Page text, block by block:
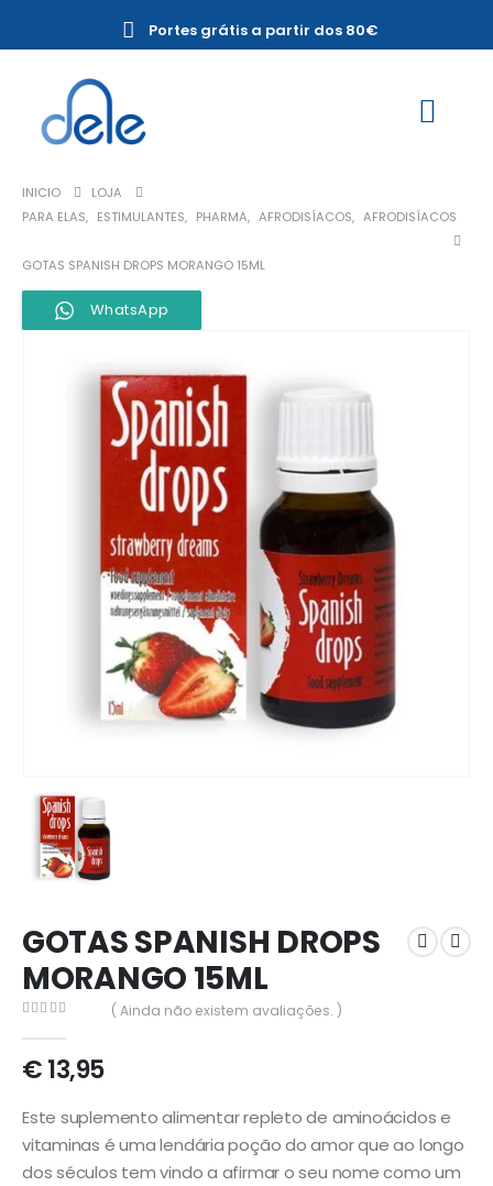
Portes grátis a partir dos 80€
INICIO
LOJA
PARA ELAS, ESTIMULANTES, PHARMA, AFRODISÍACOS, AFRODISÍACOS
GOTAS SPANISH DROPS MORANGO 15ML
WhatsApp
GOTAS SPANISH DROPS
MORANGO 15ML
( Ainda não existem avaliações. )
€13,95
Este suplemento alimentar repleto de aminoácidos e
vitaminas é uma lendária poção do amor que ao longo
dos séculos tem vindo a afirmar o seu nome como um